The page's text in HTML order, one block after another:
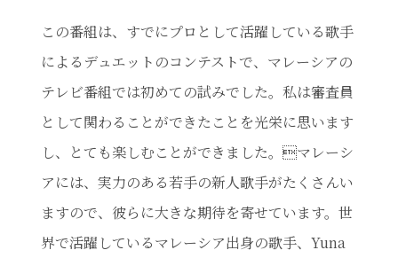
この番組は、すでにプロとして活躍している歌手
によるデュエットのコンテストで、マレーシアの
テレビ番組では初めての試みでした。私は審査員
として関わることができたことを光栄に思います
し、とても楽しむことができました。マレーシ
アには、実力のある若手の新人歌手がたくさんい
ますので、彼らに大きな期待を寄せています。世
界で活躍しているマレーシア出身の歌手、Yuna